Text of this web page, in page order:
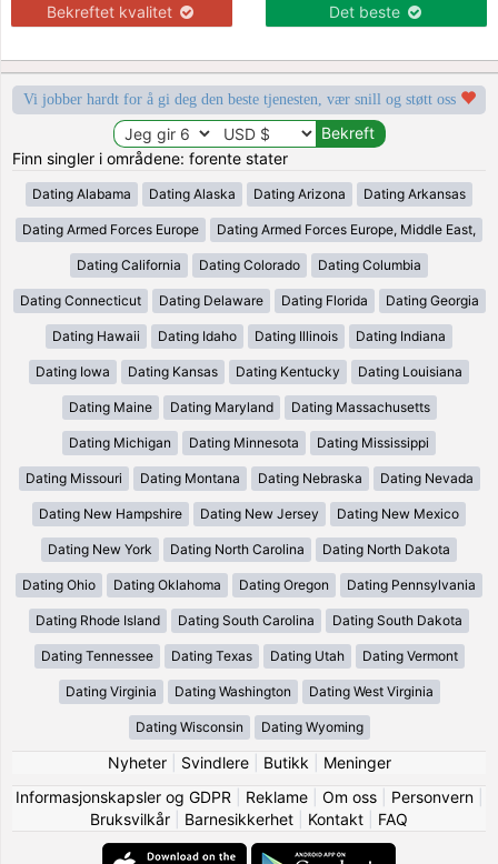
Bekreftet kvalitet Det beste
Vi jobber hardt for å gi deg den beste tjenesten, vær snill og støtt oss
Finn singler i områdene: forente stater
Dating Alabama Dating Alaska Dating Arizona Dating Arkansas
Dating Armed Forces Europe Dating Armed Forces Europe, Middle East,
Dating California Dating Colorado Dating Columbia
Dating Connecticut Dating Delaware Dating Florida Dating Georgia
Dating Hawaii Dating Idaho Dating Illinois Dating Indiana
Dating Iowa Dating Kansas Dating Kentucky Dating Louisiana
Dating Maine Dating Maryland Dating Massachusetts
Dating Michigan Dating Minnesota Dating Mississippi
Dating Missouri Dating Montana Dating Nebraska Dating Nevada
Dating New Hampshire Dating New Jersey Dating New Mexico
Dating New York Dating North Carolina Dating North Dakota
Dating Ohio Dating Oklahoma Dating Oregon Dating Pennsylvania
Dating Rhode Island Dating South Carolina Dating South Dakota
Dating Tennessee Dating Texas Dating Utah Dating Vermont
Dating Virginia Dating Washington Dating West Virginia
Dating Wisconsin Dating Wyoming
Nyheter| Svindlere| Butikk
Meninger
Informasjonskapsler og GDPR
Reklame| Om oss| Personvern|
Bruksvilkår
Barnesikkerhet Kontakt FAQ